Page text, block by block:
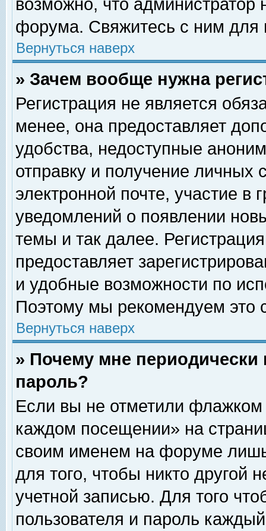
возможно, что
форума. Свяжитесь с ним для
Вернуться наверх
» Зачем вообще нужна
Регистрация не является
менее, она предоставляет
удобства, недоступные
отправку и получение личных
электронной почте, участие в
уведомлений о появлении
темы и так далее.
предоставляет
и удобные возможности по
Поэтому мы рекомендуем это
Вернуться наверх
» Почему мне
пароль?
Если вы не отметили флажком
каждом посещении» на
своим именем на форуме
для того, чтобы никто другой
учетной записью. Для того
пользователя и пароль